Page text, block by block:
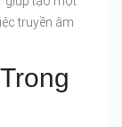
truyền âm